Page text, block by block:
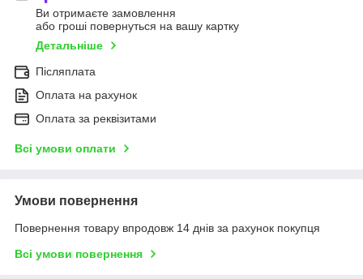
Ви отримаєте замовлення
або гроші повернуться на вашу картку
Детальніше
Післяплата
Оплата на рахунок
Оплата за реквізитами
Всі умови оплати
Умови повернення
Повернення товару впродовж 14 днів за рахунок покупця
Всі умови повернення